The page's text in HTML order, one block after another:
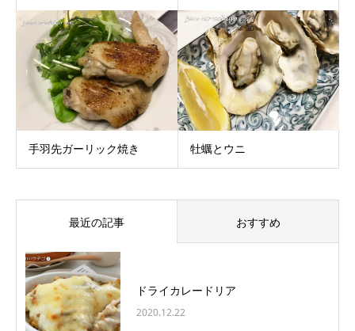
手羽先ガーリック焼き 牡蠣とウニ
最近の記事 おすすめ
ドライカレードリア
2020.12.22